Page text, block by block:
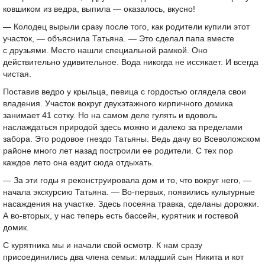
ковшиком из ведра, выпила — оказалось, вкусно!
— Колодец вырыли сразу после того, как родители купили этот
участок, — объяснила Татьяна. — Это сделал папа вместе
с друзьями. Место нашли специальной рамкой. Оно
действительно удивительное. Вода никогда не иссякает. И всегда
чистая.
Поставив ведро у крыльца, певица с гордостью оглядела свои
владения. Участок вокруг двухэтажного кирпичного домика
занимает 41 сотку. Но на самом деле гулять и вдоволь
наслаждаться природой здесь можно и далеко за пределами
забора. Это родовое гнездо Татьяны. Ведь дачу во Всеволожском
районе много лет назад построили ее родители. С тех пор
каждое лето она ездит сюда отдыхать.
— За эти годы я реконструировала дом и то, что вокруг него, —
начала экскурсию Татьяна. — Во-первых, появились культурные
насаждения на участке. Здесь посеяна травка, сделаны дорожки.
А во-вторых, у нас теперь есть бассейн, курятник и гостевой
домик.
С курятника мы и начали свой осмотр. К нам сразу
присоединились два члена семьи: младший сын Никита и кот